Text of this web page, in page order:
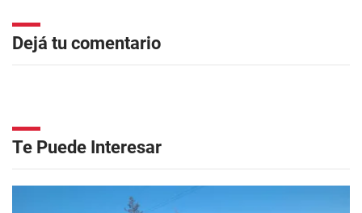
Dejá tu comentario
Te Puede Interesar